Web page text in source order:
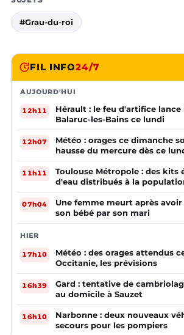
#Grau-du-roi
FIL INFO24/7
AUJOURD'HUI
12h11
Hérault : le feu d'artifice lance
Balaruc-les-Bains ce lundi
12h07
Météo : orages ce dimanche
hausse du mercure dès ce
11h11
Toulouse Métropole : des kits
d'eau distribués à la
07h04
Une femme meurt après
son bébé par son mari
HIER
17h10
Météo : des orages attendus
Occitanie, les prévisions
16h39
Gard : tentative de
au domicile à Sauzet
16h10
Narbonne : deux nouveaux
secours pour les pompiers